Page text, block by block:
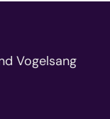
Vogelsang